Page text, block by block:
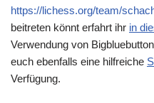
https://lichess.org/team/
beitreten könnt erfahrt ihr in
Verwendung von
euch ebenfalls eine hilfreiche
Verfügung.